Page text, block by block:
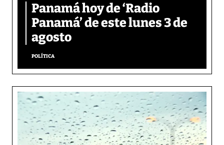
Panamá hoy de ‘Radio
Panamá’ de este lunes 3 de
agosto
POLÍTICA